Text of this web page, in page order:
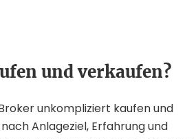
und verkaufen?
unkompliziert kaufen und
Anlageziel, Erfahrung und